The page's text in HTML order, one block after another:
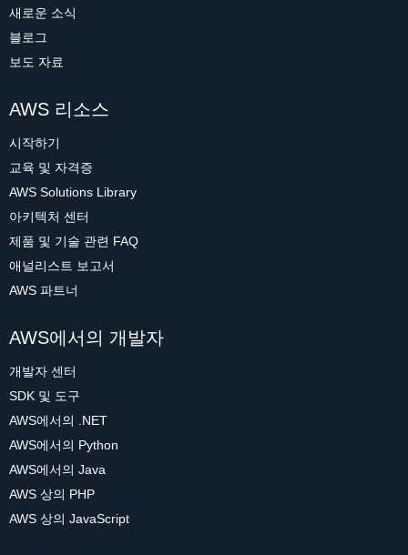
새로운 소식
블로그
보도 자료
AWS 리소스
시작하기
교육 및 자격증
AWS Solutions Library
아키텍처 센터
제품 및 기술 관련 FAQ
애널리스트 보고서
AWS 파트너
AWS에서의 개발자
개발자 센터
SDK 및 도구
AWS에서의 .NET
AWS에서의 Python
AWS에서의 Java
AWS 상의 PHP
AWS 상의 JavaScript